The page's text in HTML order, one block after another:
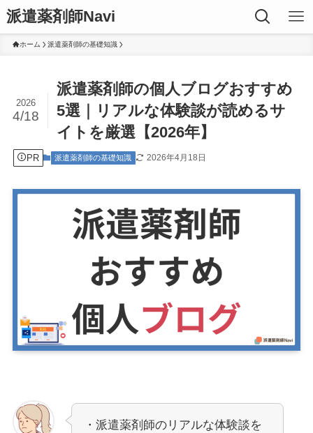
派遣薬剤師Navi
ホーム 派遣薬剤師の基礎知識
派遣薬剤師の個人ブログおすすめ
5選｜リアルな体験談が読めるサ
イトを厳選【2026年】
2026
4/18
PR 派遣薬剤師の基礎知識 2026年4月18日
・派遣薬剤師のリアルな体験談を